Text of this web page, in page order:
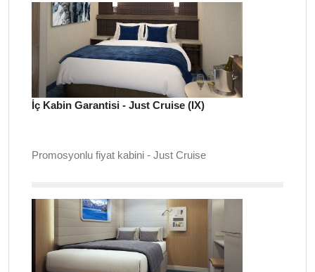
İç Kabin Garantisi - Just Cruise (IX)
Promosyonlu fiyat kabini - Just Cruise